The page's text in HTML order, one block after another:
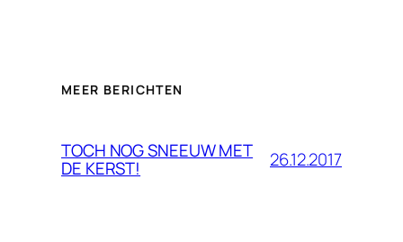
MEER BERICHTEN
TOCH NOG SNEEUW MET
DE KERST! 26.12.2017